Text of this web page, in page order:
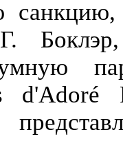
санкцию,